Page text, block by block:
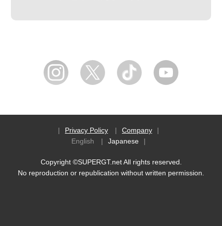
Privacy Policy
Company
English
Japanese
Copyright ©SUPERGT.net All rights reserved.
No reproduction or republication without written permission.